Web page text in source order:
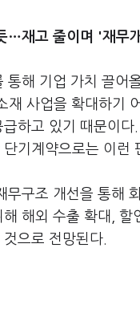
…재고 줄이며 '재무
통해 기업 가치 끌어
재 사업을 확대하기
하고 있기 때문이
기계약으로는 이런
무구조 개선을 통해
해외 수출 확대,
으로 전망된다.